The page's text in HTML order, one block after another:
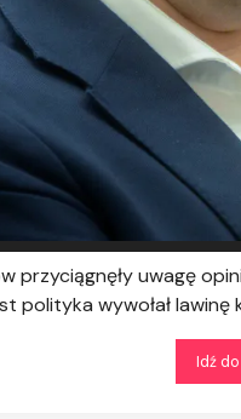
przyciągnęły uwagę
polityka wywołał lawinę
Idź